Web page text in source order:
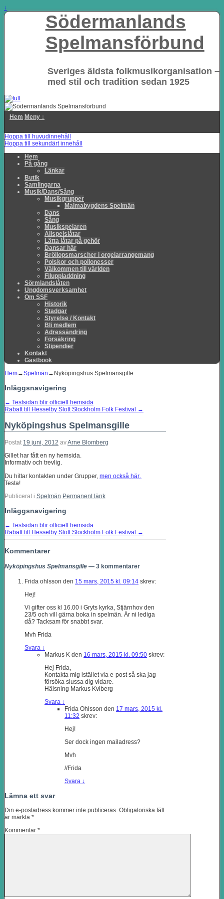
↓
Södermanlands
Spelmansförbund
Sveriges äldsta folkmusikorganisation –
med stil och tradition sedan 1925
Hem Meny ↓
Hoppa till huvudinnehåll
Hoppa till sekundärt innehåll
Hem
På gång
Länkar
Butik
Samlingarna
Musik/Dans/Sång
Musikgrupper
Malmabygdens Spelmän
Dans
Sång
Musikspelaren
Allspelslåtar
Lätta låtar på gehör
Dansar här
Bröllopsmarscher i orgelarrangemang
Polskor och pollonesser
Välkommen till världen
Filuppladdning
Sörmlandslåten
Ungdomsverksamhet
Om SSF
Historik
Stadgar
Styrelse / Kontakt
Bli medlem
Adressändring
Försäkring
Stipendier
Kontakt
Gästbook
Hem→Spelmän → Nyköpingshus Spelmansgille
Inläggsnavigering
← Testsidan blir officiell hemsida
Rabatt till Hesselby Slott Stockholm Folk Festival →
Nyköpingshus Spelmansgille
Postat 19 juni, 2012 avArne Blomberg
Gillet har fått en ny hemsida.
Informativ och trevlig.
Du hittar kontakten under Grupper, men också här
Testa!
Publicerat i Spelmän Permanent länk
Inläggsnavigering
← Testsidan blir officiell hemsida
Rabatt till Hesselby Slott Stockholm Folk Festival →
Kommentarer
Nyköpingshus Spelmansgille — 3 kommentarer
Frida ohlsson den 15 mars, 2015 kl. 09:14 skrev:
Hej!
Vi gifter oss kl 16.00 i Gryts kyrka, Stjärnhov den
23/5 och vill gärna boka in spelmän. Är ni lediga
då? Tacksam för snabbt svar.
Mvh Frida
Svara ↓
Markus K den 16 mars, 2015 kl. 09:50 skrev:
Hej Frida,
Kontakta mig istället via e-post så ska jag
försöka slussa dig vidare.
Hälsning Markus Kviberg
Svara ↓
Frida Ohlsson den 17 mars, 2015 kl.
11:32 skrev:
Hej!
Ser dock ingen mailadress?
Mvh
//Frida
Svara ↓
Lämna ett svar
Din e-postadress kommer inte publiceras. Obligatoriska fält
är märkta *
Kommentar *